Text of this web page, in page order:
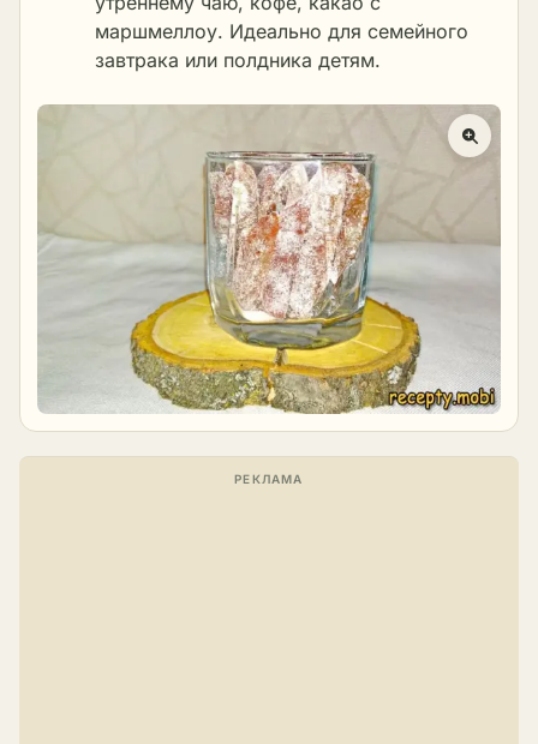
маршмеллоу. Идеально для семейного
завтрака или полдника детям.